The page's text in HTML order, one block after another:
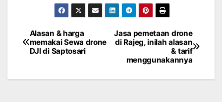
Post
navigation
Jasa pemetaan drone
di Rajeg, inilah alasan
& tarif
menggunakannya
Alasan & harga
memakai Sewa drone
DJI di Saptosari